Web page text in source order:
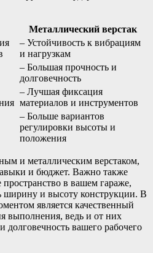
Металлический верстак
– Устойчивость к вибрациям
и нагрузкам
– Большая прочность и
долговечность
– Лучшая фиксация
материалов и инструментов
– Больше вариантов
регулировки высоты и
положения
и металлическим верстаком,
и бюджет. Важно также
в вашем гараже,
ширину и высоту конструкции. В
является качественный
выполнения, ведь и от них
долговечность вашего рабочего